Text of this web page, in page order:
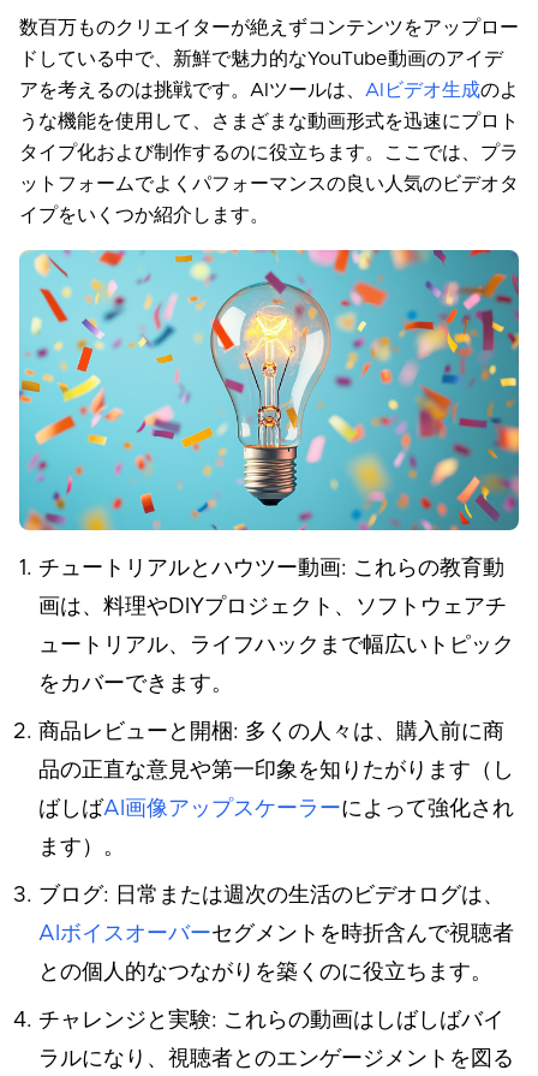
数百万ものクリエイターが絶えずコンテンツをアップロー
ドしている中で、新鮮で魅力的なYouTube動画のアイデ
アを考えるのは挑戦です。AIツールは、 AIビデオ生成のよ
うな機能を使用して、さまざまな動画形式を迅速にプロト
タイプ化および制作するのに役立ちます。ここでは、プラ
ットフォームでよくパフォーマンスの良い人気のビデオタ
イプをいくつか紹介します。
チュートリアルとハウツー動画: これらの教育動
画は、料理やDIYプロジェクト、ソフトウェアチ
ュートリアル、ライフハックまで幅広いトピック
をカバーできます。
商品レビューと開梱: 多くの人々は、購入前に商
品の正直な意見や第一印象を知りたがります（し
ばしばAI画像アップスケーラーによって強化され
ます）。
ブログ: 日常または週次の生活のビデオログは、
AIボイスオーバーセグメントを時折含んで視聴者
との個人的なつながりを築くのに役立ちます。
チャレンジと実験: これらの動画はしばしばバイ
ラルになり、視聴者とのエンゲージメントを図る